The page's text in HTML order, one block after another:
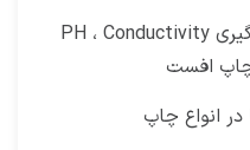
ویدیوی آموزشی | روش اندازه‌گیری PH ، Conductivity
چاپ افست​
انواع چاپ